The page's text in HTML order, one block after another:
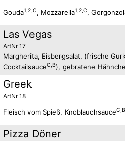
Gouda1,2,C, Mozzarella1,2,C,
Las Vegas
ArtNr 17
Margherita, Eisbergsalat, (frische
CocktailsauceC,B), gebratene
Greek
ArtNr 18
Fleisch vom Spieß, KnoblauchsauceC,B
Pizza Döner